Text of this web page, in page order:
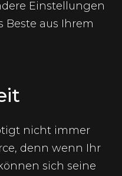
Einstellungen
aus Ihrem
nicht immer
denn wenn Ihr
sich seine